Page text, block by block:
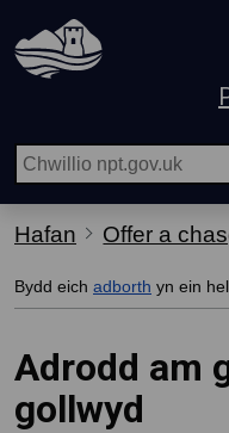
Hepgor gwe-lywio
Hafan Offer a
Bydd eich adborth yn ein
Adrodd am
gollwyd